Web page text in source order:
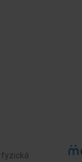
fyzická